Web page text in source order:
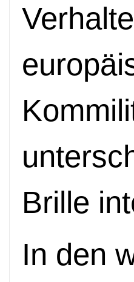
Brille
In den